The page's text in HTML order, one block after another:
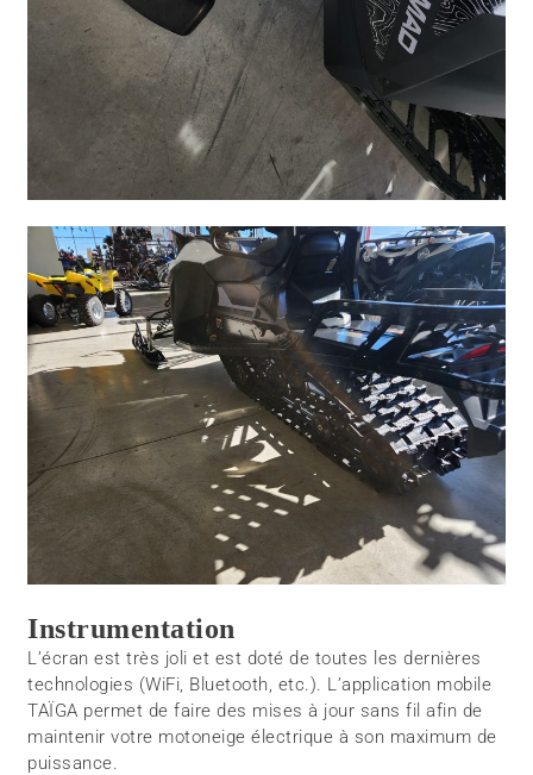
Instrumentation
L’écran est très joli et est doté de toutes les dernières
technologies (WiFi, Bluetooth, etc.). L’application mobile
TAÏGA permet de faire des mises à jour sans fil afin de
maintenir votre motoneige électrique à son maximum de
puissance.